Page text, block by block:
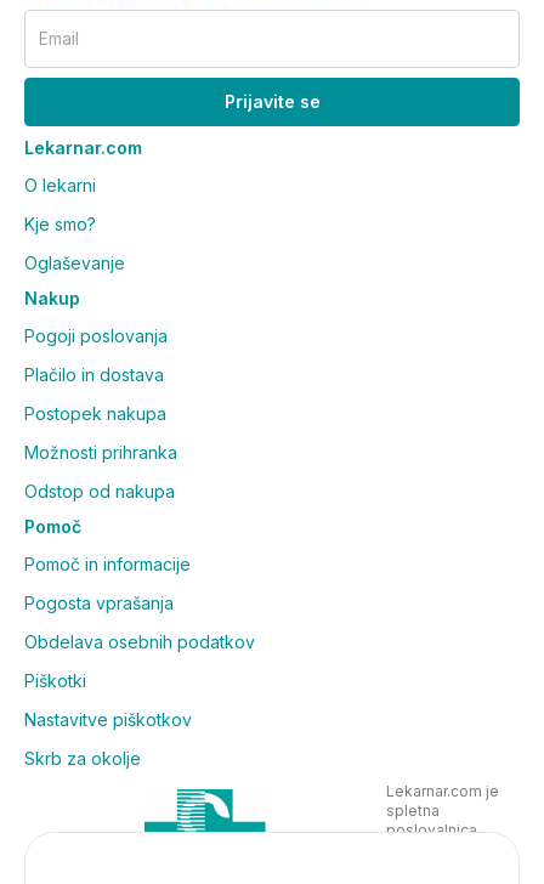
Email
Prijavite se
Lekarnar.com
O lekarni
Kje smo?
Oglaševanje
Nakup
Pogoji poslovanja
Plačilo in dostava
Postopek nakupa
Možnosti prihranka
Odstop od nakupa
Pomoč
Pomoč in informacije
Pogosta vprašanja
Obdelava osebnih podatkov
Piškotki
Nastavitve piškotkov
Skrb za okolje
Lekarnar.com je
spletna
poslovalnica